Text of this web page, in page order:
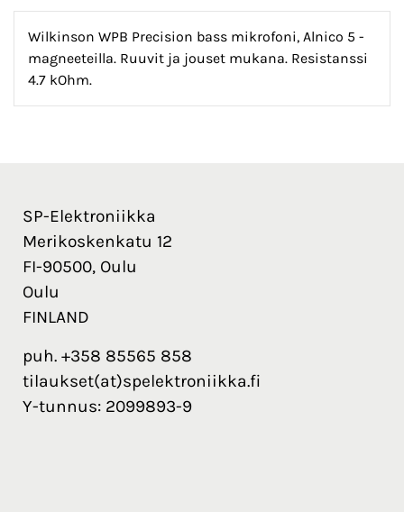
Wilkinson WPB Precision bass mikrofoni, Alnico 5 -
magneeteilla. Ruuvit ja jouset mukana. Resistanssi
4.7 kOhm.
SP-Elektroniikka
Merikoskenkatu 12
FI-90500, Oulu
Oulu
FINLAND
puh. +358 85565 858
tilaukset(at)spelektroniikka.fi
Y-tunnus: 2099893-9